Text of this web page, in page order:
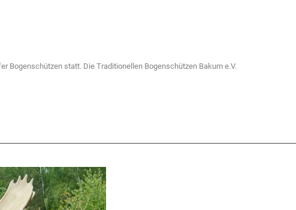
Bogenschützen statt. Die Traditionellen Bogenschützen Bakum e.V.